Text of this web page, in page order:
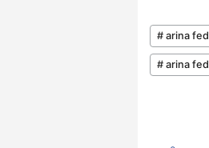
# arina
# arina